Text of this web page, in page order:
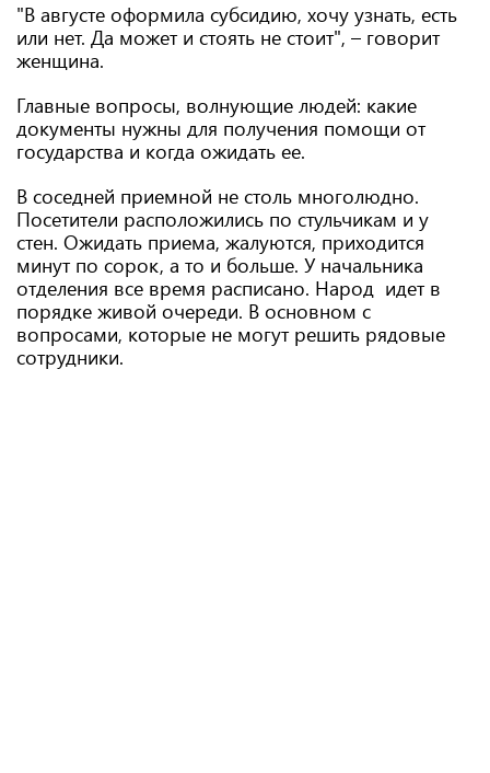
"В августе оформила субсидию, хочу узнать, есть
или нет. Да может и стоять не стоит", – говорит
женщина.
Главные вопросы, волнующие людей: какие
документы нужны для получения помощи от
государства и когда ожидать ее.
В соседней приемной не столь многолюдно.
Посетители расположились по стульчикам и у
стен. Ожидать приема, жалуются, приходится
минут по сорок, а то и больше. У начальника
отделения все время расписано. Народ идет в
порядке живой очереди. В основном с
вопросами, которые не могут решить рядовые
сотрудники.